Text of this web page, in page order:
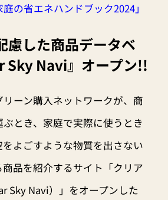
庭の省エネハンドブック2024」
慮した商品データベ
Sky Navi』オープン!!
ーン購入ネットワークが、商
とき、家庭で実際に使うとき
よごすような物質を出さない
品を紹介するサイト「クリア
Sky Navi）」をオープンした